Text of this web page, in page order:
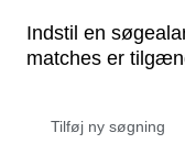
Indstil en
matches er